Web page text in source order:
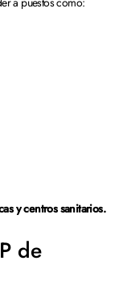
y centros sanitarios.
de